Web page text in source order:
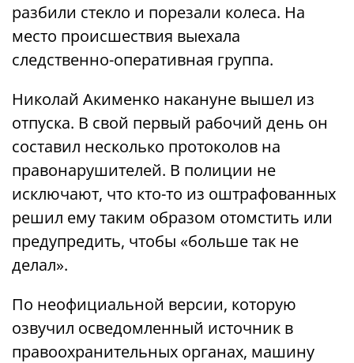
разбили стекло и порезали колеса. На
место происшествия выехала
следственно-оперативная группа.
Николай Акименко накануне вышел из
отпуска. В свой первый рабочий день он
составил несколько протоколов на
правонарушителей. В полиции не
исключают, что кто-то из оштрафованных
решил ему таким образом отомстить или
предупредить, чтобы «больше так не
делал».
По неофициальной версии, которую
озвучил осведомленный источник в
правоохранительных органах, машину